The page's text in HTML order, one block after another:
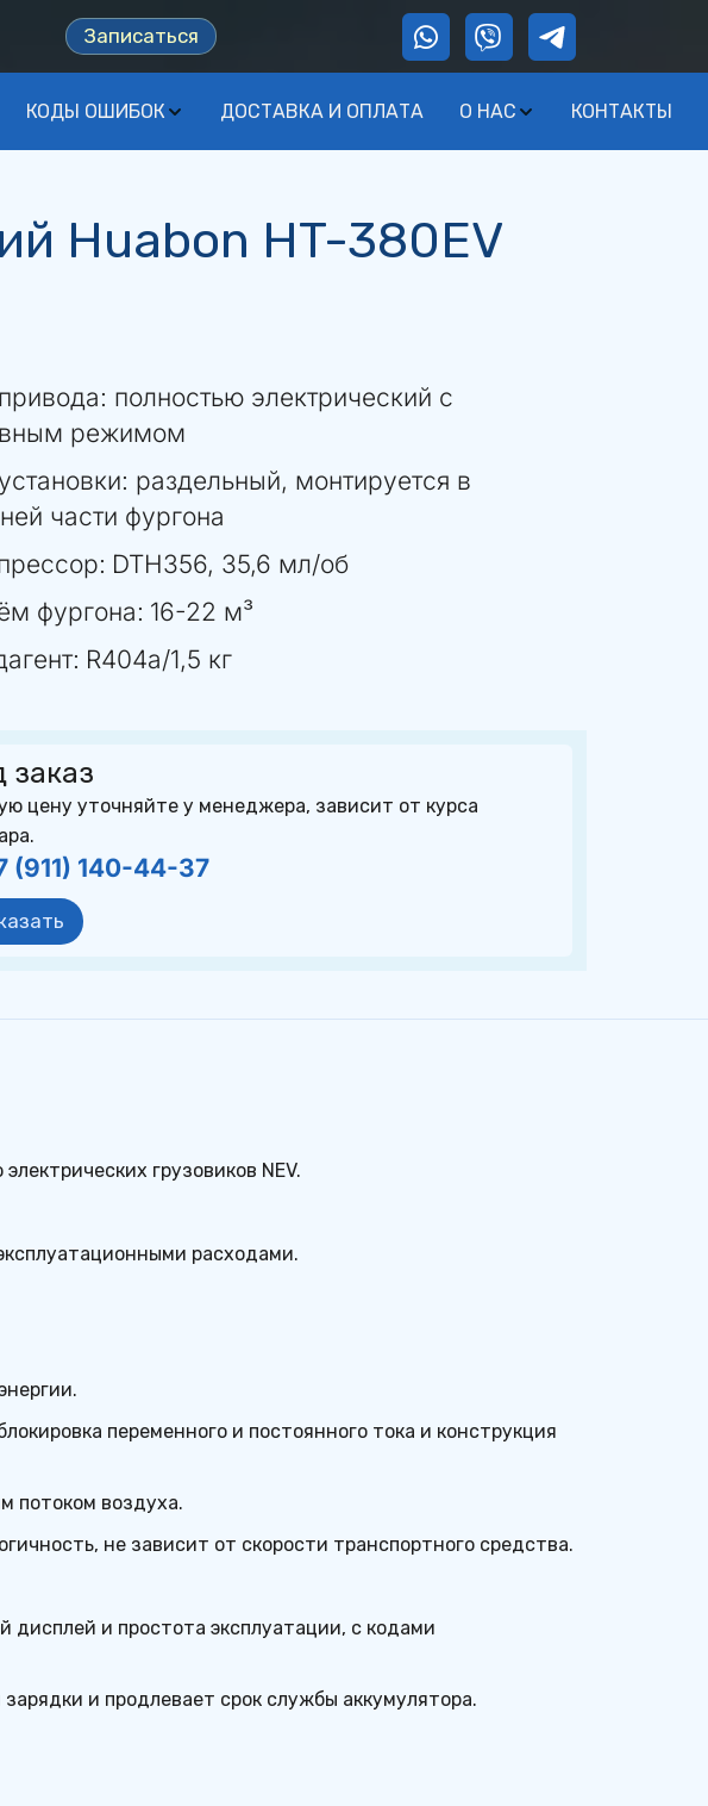
Записаться
КОДЫ ОШИБОК ДОСТАВКА И ОПЛАТА О НАС КОНТАКТЫ
Huabon HT-380EV
полностью электрический с
режимом
раздельный, монтируется в
части фургона
DTH356, 35,6 мл/об
фургона: 16-22 м³
R404a/1,5 кг
заказ
цену уточняйте у менеджера, зависит от курса
(911) 140-44-37
грузовиков NEV.
расходами.
переменного и постоянного тока и конструкция
потоком воздуха.
не зависит от скорости транспортного средства.
и простота эксплуатации, с кодами
и продлевает срок службы аккумулятора.